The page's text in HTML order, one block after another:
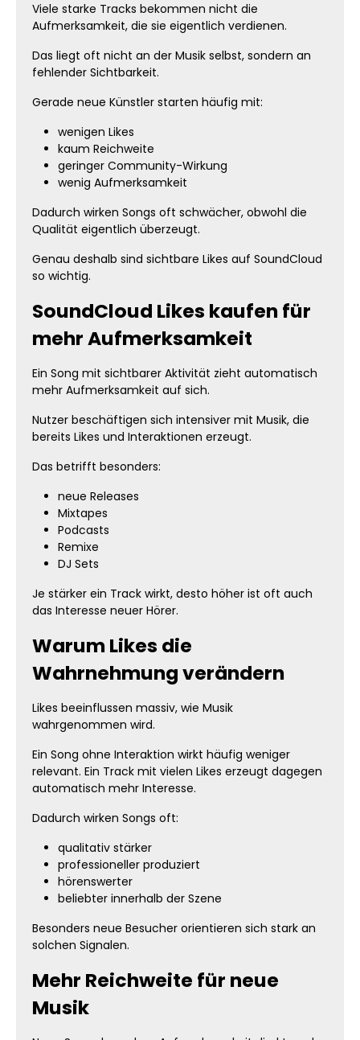
Viele starke Tracks bekommen nicht die
Aufmerksamkeit, die sie eigentlich verdienen.
Das liegt oft nicht an der Musik selbst, sondern an
fehlender Sichtbarkeit.
Gerade neue Künstler starten häufig mit:
wenigen Likes
kaum Reichweite
geringer Community-Wirkung
wenig Aufmerksamkeit
Dadurch wirken Songs oft schwächer, obwohl die
Qualität eigentlich überzeugt.
Genau deshalb sind sichtbare Likes auf SoundCloud
so wichtig.
SoundCloud Likes kaufen für
mehr Aufmerksamkeit
Ein Song mit sichtbarer Aktivität zieht automatisch
mehr Aufmerksamkeit auf sich.
Nutzer beschäftigen sich intensiver mit Musik, die
bereits Likes und Interaktionen erzeugt.
Das betrifft besonders:
neue Releases
Mixtapes
Podcasts
Remixe
DJ Sets
Je stärker ein Track wirkt, desto höher ist oft auch
das Interesse neuer Hörer.
Warum Likes die
Wahrnehmung verändern
Likes beeinflussen massiv, wie Musik
wahrgenommen wird.
Ein Song ohne Interaktion wirkt häufig weniger
relevant. Ein Track mit vielen Likes erzeugt dagegen
automatisch mehr Interesse.
Dadurch wirken Songs oft:
qualitativ stärker
professioneller produziert
hörenswerter
beliebter innerhalb der Szene
Besonders neue Besucher orientieren sich stark an
solchen Signalen.
Mehr Reichweite für neue
Musik